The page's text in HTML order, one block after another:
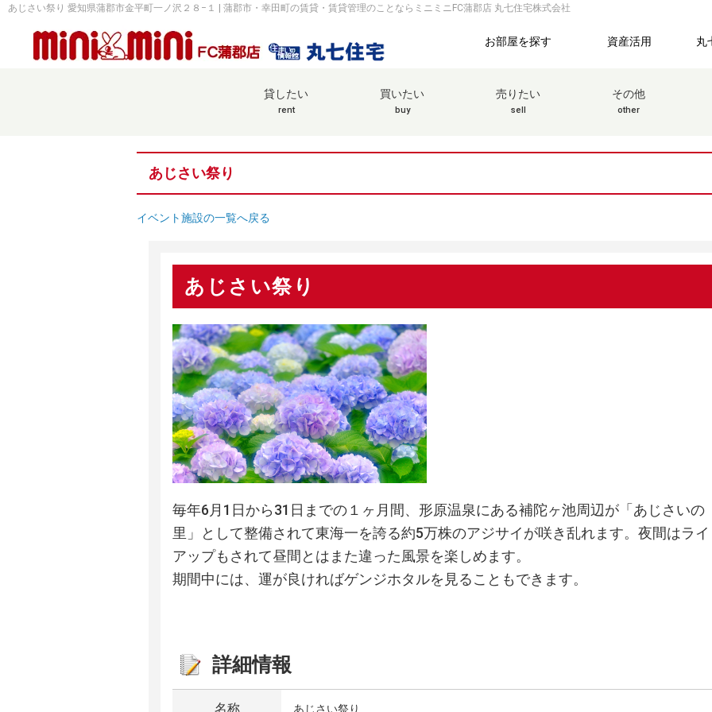
あじさい祭り 愛知県蒲郡市金平町一ノ沢２８−１ | 蒲郡市・幸田町の賃貸・賃貸管理のことならミニミニFC蒲郡店 丸七住宅株式会社
お部屋を探す 資産活用 丸
貸したい
rent
買いたい
buy
売りたい
sell
その他
other
あじさい祭り
イベント施設の一覧へ戻る
あじさい祭り
毎年6月1日から31日までの１ヶ月間、形原温泉にある補陀ヶ池周辺が「あじさいの
里」として整備されて東海一を誇る約5万株のアジサイが咲き乱れます。夜間はラ
アップもされて昼間とはまた違った風景を楽しめます。
期間中には、運が良ければゲンジホタルを見ることもできます。
詳細情報
名称 あじさい祭り